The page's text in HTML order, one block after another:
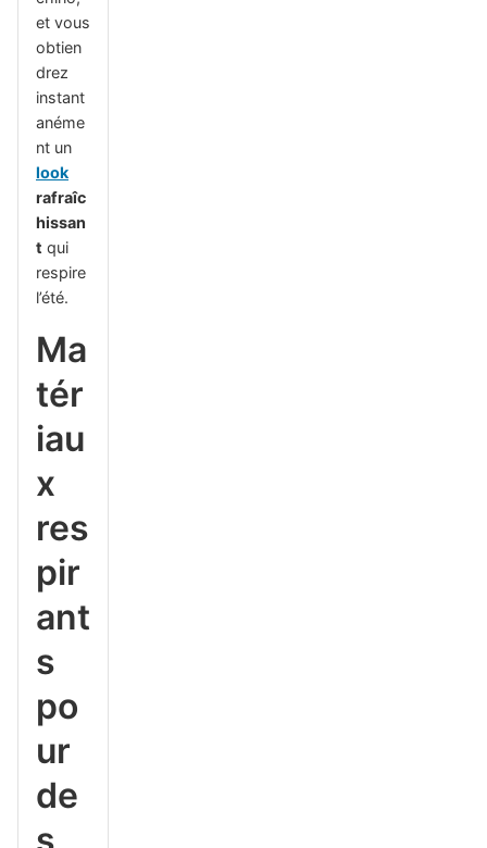
et vous
obtien
drez
instant
anéme
nt un
look
rafraîc
hissan
t qui
respire
l’été.
Ma
tér
iau
x
res
pir
ant
s
po
ur
de
s